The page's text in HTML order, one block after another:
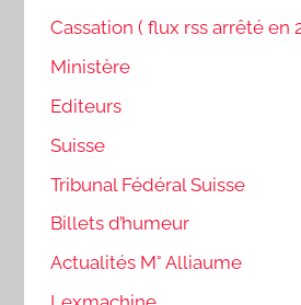
Cassation ( flux rss arrêté en
Ministère
Editeurs
Suisse
Tribunal Fédéral Suisse
Billets d’humeur
Actualités M° Alliaume